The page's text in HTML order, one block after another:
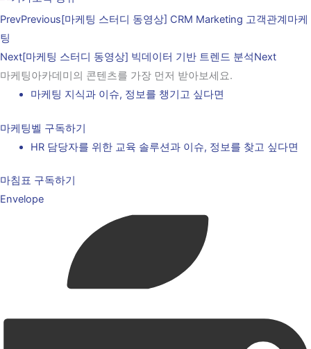
PrevPrevious[마케팅 스터디 동영상] CRM Marketing 고객관계마케
팅
Next[마케팅 스터디 동영상] 빅데이터 기반 트렌드 분석Next
마케팅아카데미의 콘텐츠를 가장 먼저 받아보세요.
마케팅 지식과 이슈, 정보를 챙기고 싶다면
마케팅벨 구독하기
HR 담당자를 위한 교육 솔루션과 이슈, 정보를 찾고 싶다면
마침표 구독하기
Envelope